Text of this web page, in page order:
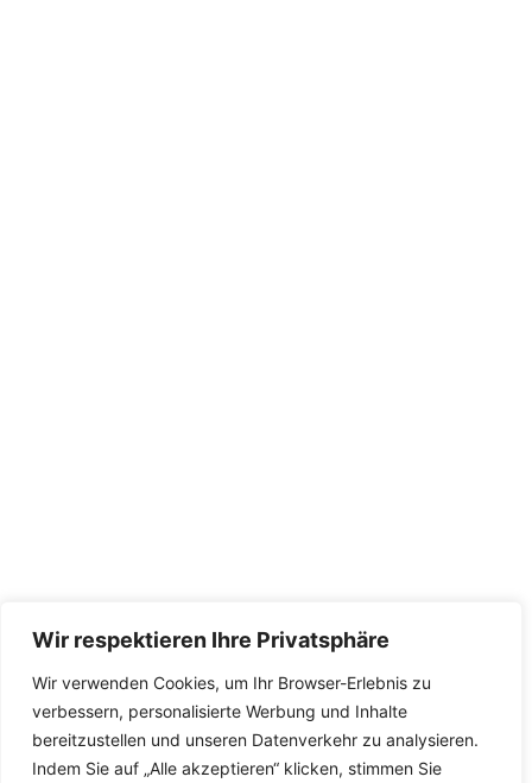
Wir respektieren Ihre Privatsphäre
Wir verwenden Cookies, um Ihr Browser-Erlebnis zu
verbessern, personalisierte Werbung und Inhalte
bereitzustellen und unseren Datenverkehr zu analysieren.
Indem Sie auf „Alle akzeptieren“ klicken, stimmen Sie